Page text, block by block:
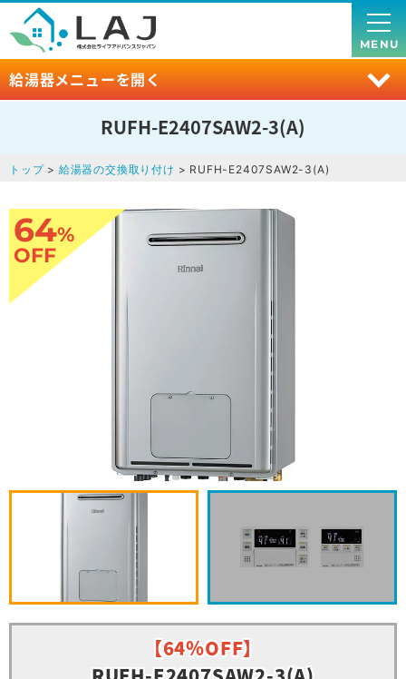
給湯器メニューを開く
MENU
RUFH-E2407SAW2-3(A)
トップ> 給湯器の交換取り付け > RUFH-E2407SAW2-3(A)
64%
OFF
【64％OFF】